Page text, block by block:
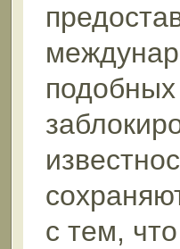
с тем,